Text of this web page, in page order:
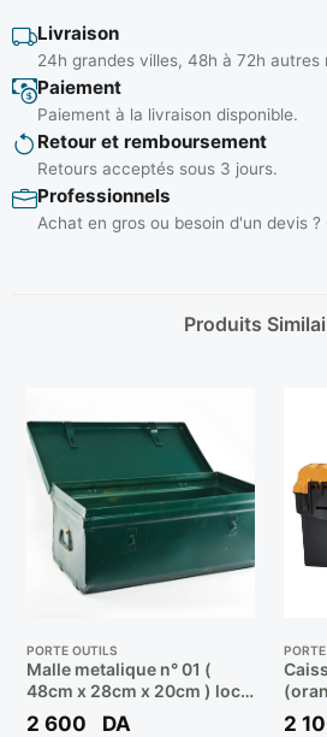
Livraison
24h grandes villes, 48h à 72h autres
Paiement
Paiement à la livraison disponible.
Retour et remboursement
Retours acceptés sous 3 jours.
Professionnels
Achat en gros ou besoin d'un devis
Produits
PORTE OUTILS
Malle metalique n° 01 (
48cm x 28cm x 20cm ) loc
**
2 600 DA
16
2